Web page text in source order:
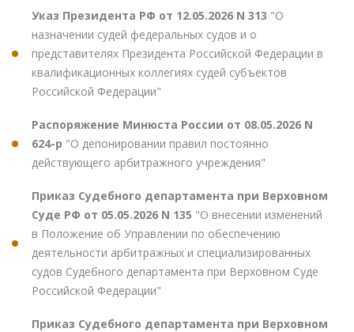
Указ Президента РФ от 12.05.2026 N 313 "О
назначении судей федеральных судов и о
представителях Президента Российской Федерации в
квалификационных коллегиях судей субъектов
Российской Федерации"
Распоряжение Минюста России от 08.05.2026 N
624-р "О депонировании правил постоянно
действующего арбитражного учреждения"
Приказ Судебного департамента при Верховном
Суде РФ от 05.05.2026 N 135 "О внесении изменений
в Положение об Управлении по обеспечению
деятельности арбитражных и специализированных
судов Судебного департамента при Верховном Суде
Российской Федерации"
Приказ Судебного департамента при Верховном